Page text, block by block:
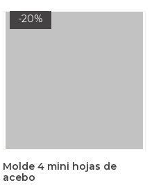
-20%
Molde 4 mini hojas de
acebo